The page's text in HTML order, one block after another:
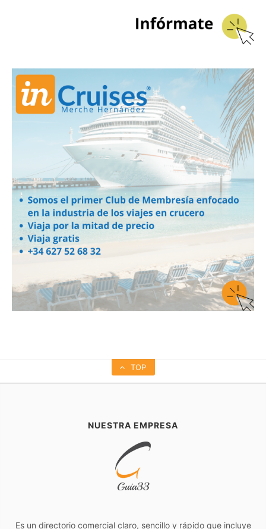
TOP
NUESTRA EMPRESA
Es un directorio comercial claro, sencillo y rápido que incluye